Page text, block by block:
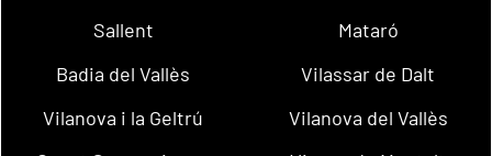
Sallent
Mataró
Badia del Vallès
Vilassar de Dalt
Vilanova i la Geltrú
Vilanova del Vallès